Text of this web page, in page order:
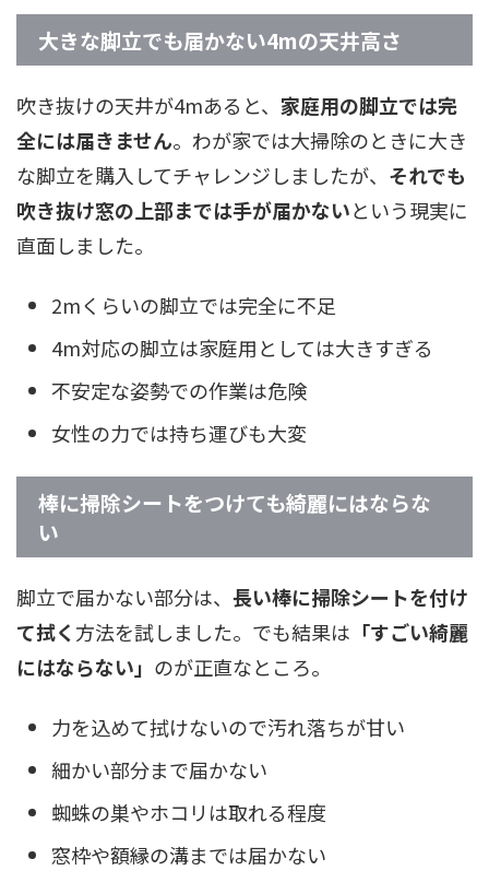
大きな脚立でも届かない4mの天井高さ
吹き抜けの天井が4mあると、 家庭用の脚立では完
全には届きません。わが家では大掃除のときに大き
な脚立を購入してチャレンジしましたが、 それでも
吹き抜け窓の上部までは手が届かないという現実に
直面しました。
2mくらいの脚立では完全に不足
4m対応の脚立は家庭用としては大きすぎる
不安定な姿勢での作業は危険
女性の力では持ち運びも大変
棒に掃除シートをつけても綺麗にはならな
い
脚立で届かない部分は、 長い棒に掃除シートを付け
て拭く 方法を試しました。でも結果は 「すごい綺麗
にはならない」 のが正直なところ。
力を込めて拭けないので汚れ落ちが甘い
細かい部分まで届かない
蜘蛛の巣やホコリは取れる程度
窓枠や額縁の溝までは届かない